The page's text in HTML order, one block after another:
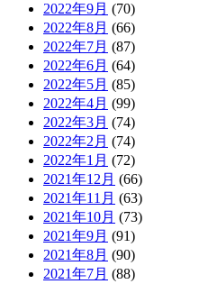
2022年9月 (70)
2022年8月 (66)
2022年7月 (87)
2022年6月 (64)
2022年5月 (85)
2022年4月 (99)
2022年3月 (74)
2022年2月 (74)
2022年1月 (72)
2021年12月 (66)
2021年11月 (63)
2021年10月 (73)
2021年9月 (91)
2021年8月 (90)
2021年7月 (88)